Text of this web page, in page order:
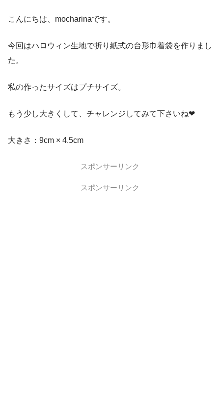
こんにちは、mocharinaです。
今回はハロウィン生地で折り紙式の台形巾着袋を作りまし
た。
私の作ったサイズはプチサイズ。
もう少し大きくして、チャレンジしてみて下さいね❤︎
大きさ：9cm × 4.5cm
スポンサーリンク
スポンサーリンク